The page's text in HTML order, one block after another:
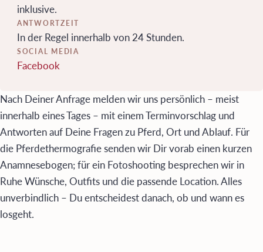
inklusive.
ANTWORTZEIT
In der Regel innerhalb von 24 Stunden.
SOCIAL MEDIA
Facebook
Nach Deiner Anfrage melden wir uns persönlich – meist
innerhalb eines Tages – mit einem Terminvorschlag und
Antworten auf Deine Fragen zu Pferd, Ort und Ablauf. Für
die Pferdethermografie senden wir Dir vorab einen kurzen
Anamnesebogen; für ein Fotoshooting besprechen wir in
Ruhe Wünsche, Outfits und die passende Location. Alles
unverbindlich – Du entscheidest danach, ob und wann es
losgeht.